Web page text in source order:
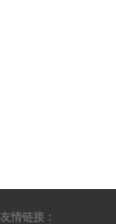
友情链接：